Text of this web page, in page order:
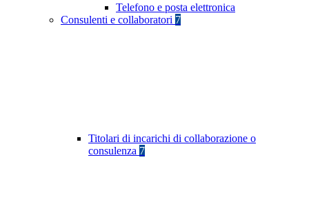
Telefono e posta elettronica
Consulenti e collaboratori 7
Titolari di incarichi di collaborazione o
consulenza 7